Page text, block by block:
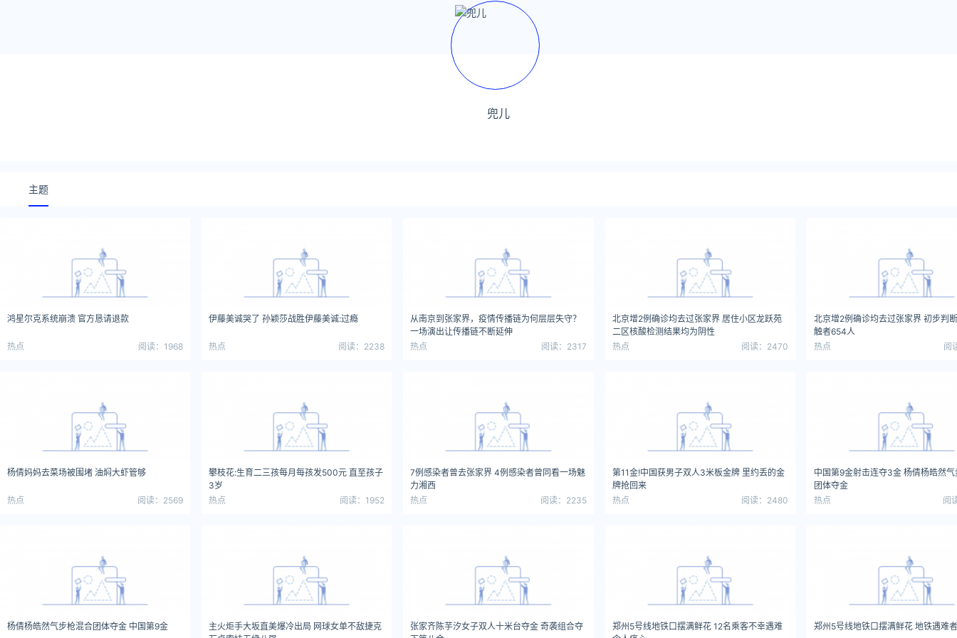
兜儿
主题
鸿星尔克系统崩溃 官方恳请退款
热点 阅读：1968
伊藤美诚哭了 孙颖莎战胜伊藤美诚:过瘾
热点 阅读：2238
从南京到张家界，疫情传播链为何层层失守？
一场演出让传播链不断延伸
热点
阅读：2317
北京增2例确诊均去过张家界 居住小区龙跃苑
二区核酸检测结果均为阴性
热点
阅读：2470
北京增2例确诊均去过张家界 初步判
触者654人
热点
阅
杨倩妈妈去菜场被围堵 油焖大虾管够
热点 阅读：2569
攀枝花:生育二三孩每月每孩发500元 直至孩子
3岁
热点
阅读：1952
7例感染者曾去张家界 4例感染者曾同看一场魅
力湘西
热点
阅读：2235
第11金!中国获男子双人3米板金牌 里约丢的金
牌抢回来
热点
阅读：2480
中国第9金射击连夺3金 杨倩杨皓然气
团体夺金
热点
阅
杨倩杨皓然气步枪混合团体夺金 中国第9金
主火炬手大坂直美爆冷出局 网球女单不敌捷克
张家齐陈芋汐女子双人十米台夺金 奇袭组合夺
郑州5号线地铁口摆满鲜花 12名乘客不幸遇难
郑州5号线地铁口摆满鲜花 地铁遇难